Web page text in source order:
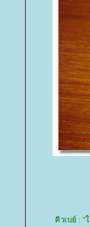
คิวเบย์ :